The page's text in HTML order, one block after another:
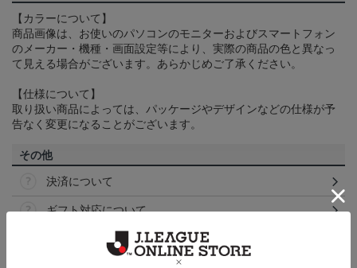
【カラーについて】
商品画像は、お使いのパソコンのモニターおよびスマートフォン
のメーカー・機種・画面設定等により、実際の商品の色と異なっ
て見える場合がございます。あらかじめご了承ください。
【仕様について】
取り扱い商品によっては、パッケージやデザインなどの仕様が予
告なく変更になることがございます。
その他
決済について
ギフト対応について
ヘルプページ